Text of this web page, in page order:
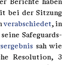
Berichte haben
bei der Sitzung
verabschiedet, in
Safeguards-
sah wie
Resolution, 3